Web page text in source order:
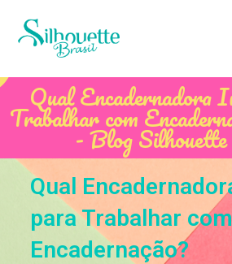
Qual Encadernadora
Trabalhar com
- Blog
Qual
para Trabalhar com
Encadernação?